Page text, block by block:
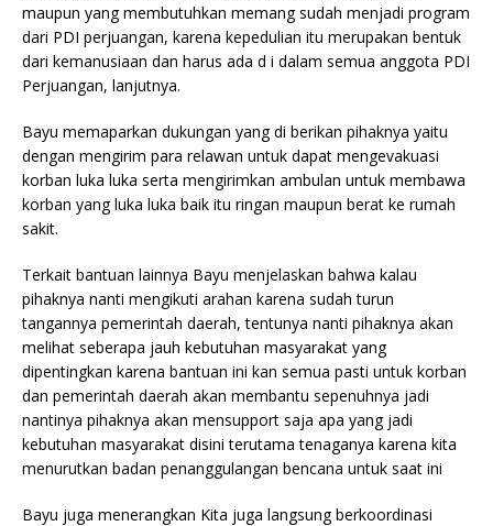
maupun yang membutuhkan memang sudah menjadi program
dari PDI perjuangan, karena kepedulian itu merupakan bentuk
dari kemanusiaan dan harus ada d i dalam semua anggota PDI
Perjuangan, lanjutnya.
Bayu memaparkan dukungan yang di berikan pihaknya yaitu
dengan mengirim para relawan untuk dapat mengevakuasi
korban luka luka serta mengirimkan ambulan untuk membawa
korban yang luka luka baik itu ringan maupun berat ke rumah
sakit.
Terkait bantuan lainnya Bayu menjelaskan bahwa kalau
pihaknya nanti mengikuti arahan karena sudah turun
tangannya pemerintah daerah, tentunya nanti pihaknya akan
melihat seberapa jauh kebutuhan masyarakat yang
dipentingkan karena bantuan ini kan semua pasti untuk korban
dan pemerintah daerah akan membantu sepenuhnya jadi
nantinya pihaknya akan mensupport saja apa yang jadi
kebutuhan masyarakat disini terutama tenaganya karena kita
menurutkan badan penanggulangan bencana untuk saat ini
Bayu juga menerangkan Kita juga langsung berkoordinasi